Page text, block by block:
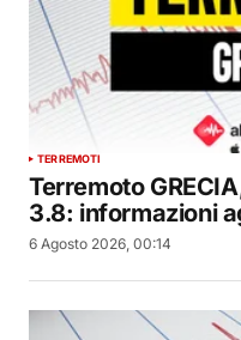
TERREMOTI
Terremoto
3.8: informazioni
6 Agosto 2026, 00:14